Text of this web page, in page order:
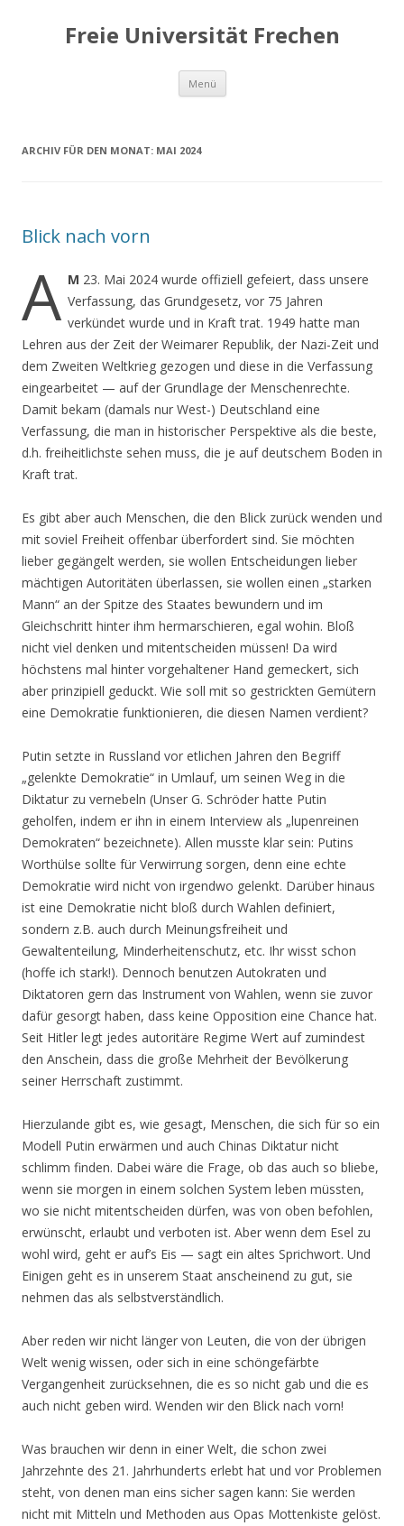
Freie Universität Frechen
Menü Zum
springen
ARCHIV FÜR DEN MONAT: MAI 2024
Blick nach vorn
A M 23. Mai 2024 wurde offiziell gefeiert, dass unsere
Verfassung, das Grundgesetz, vor 75 Jahren
verkündet wurde und in Kraft trat. 1949 hatte man
Lehren aus der Zeit der Weimarer Republik, der Nazi-Zeit und
dem Zweiten Weltkrieg gezogen und diese in die Verfassung
eingearbeitet — auf der Grundlage der Menschenrechte.
Damit bekam (damals nur West-) Deutschland eine
Verfassung, die man in historischer Perspektive als die beste,
d.h. freiheitlichste sehen muss, die je auf deutschem Boden in
Kraft trat.
Es gibt aber auch Menschen, die den Blick zurück wenden und
mit soviel Freiheit offenbar überfordert sind. Sie möchten
lieber gegängelt werden, sie wollen Entscheidungen lieber
mächtigen Autoritäten überlassen, sie wollen einen „starken
Mann“ an der Spitze des Staates bewundern und im
Gleichschritt hinter ihm hermarschieren, egal wohin. Bloß
nicht viel denken und mitentscheiden müssen! Da wird
höchstens mal hinter vorgehaltener Hand gemeckert, sich
aber prinzipiell geduckt. Wie soll mit so gestrickten Gemütern
eine Demokratie funktionieren, die diesen Namen verdient?
Putin setzte in Russland vor etlichen Jahren den Begriff
„gelenkte Demokratie“ in Umlauf, um seinen Weg in die
Diktatur zu vernebeln (Unser G. Schröder hatte Putin
geholfen, indem er ihn in einem Interview als „lupenreinen
Demokraten“ bezeichnete). Allen musste klar sein: Putins
Worthülse sollte für Verwirrung sorgen, denn eine echte
Demokratie wird nicht von irgendwo gelenkt. Darüber hinaus
ist eine Demokratie nicht bloß durch Wahlen definiert,
sondern z.B. auch durch Meinungsfreiheit und
Gewaltenteilung, Minderheitenschutz, etc. Ihr wisst schon
(hoffe ich stark!). Dennoch benutzen Autokraten und
Diktatoren gern das Instrument von Wahlen, wenn sie zuvor
dafür gesorgt haben, dass keine Opposition eine Chance hat.
Seit Hitler legt jedes autoritäre Regime Wert auf zumindest
den Anschein, dass die große Mehrheit der Bevölkerung
seiner Herrschaft zustimmt.
Hierzulande gibt es, wie gesagt, Menschen, die sich für so ein
Modell Putin erwärmen und auch Chinas Diktatur nicht
schlimm finden. Dabei wäre die Frage, ob das auch so bliebe,
wenn sie morgen in einem solchen System leben müssten,
wo sie nicht mitentscheiden dürfen, was von oben befohlen,
erwünscht, erlaubt und verboten ist. Aber wenn dem Esel zu
wohl wird, geht er auf’s Eis — sagt ein altes Sprichwort. Und
Einigen geht es in unserem Staat anscheinend zu gut, sie
nehmen das als selbstverständlich.
Aber reden wir nicht länger von Leuten, die von der übrigen
Welt wenig wissen, oder sich in eine schöngefärbte
Vergangenheit zurücksehnen, die es so nicht gab und die es
auch nicht geben wird. Wenden wir den Blick nach vorn!
Was brauchen wir denn in einer Welt, die schon zwei
Jahrzehnte des 21. Jahrhunderts erlebt hat und vor Problemen
steht, von denen man eins sicher sagen kann: Sie werden
nicht mit Mitteln und Methoden aus Opas Mottenkiste gelöst.